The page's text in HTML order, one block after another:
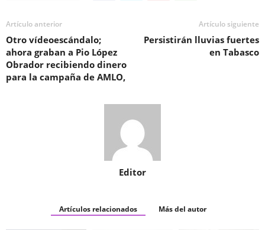
Artículo anterior
Otro vídeoescándalo;
ahora graban a Pio López
Obrador recibiendo dinero
para la campaña de AMLO,
Artículo siguiente
Persistirán lluvias fuertes
en Tabasco
Editor
Artículos relacionados Más del autor